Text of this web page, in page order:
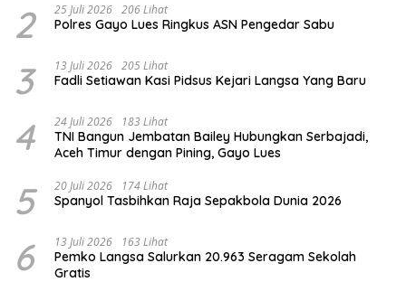
2 25 Juli 2026 206 Lihat
Polres Gayo Lues Ringkus ASN Pengedar Sabu
3 13 Juli 2026 205 Lihat
Fadli Setiawan Kasi Pidsus Kejari Langsa Yang Baru
4 24 Juli 2026 183 Lihat
TNI Bangun Jembatan Bailey Hubungkan Serbajadi,
Aceh Timur dengan Pining, Gayo Lues
5 20 Juli 2026 174 Lihat
Spanyol Tasbihkan Raja Sepakbola Dunia 2026
6 13 Juli 2026 163 Lihat
Pemko Langsa Salurkan 20.963 Seragam Sekolah
Gratis